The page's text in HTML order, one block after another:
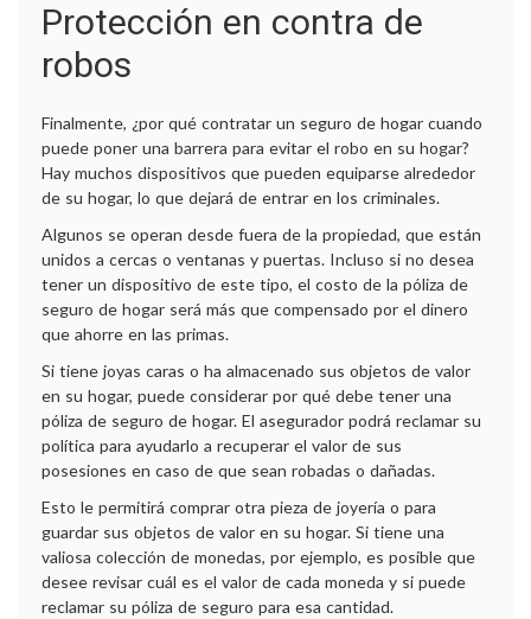
Protección en contra de
robos
Finalmente, ¿por qué contratar un seguro de hogar cuando
puede poner una barrera para evitar el robo en su hogar?
Hay muchos dispositivos que pueden equiparse alrededor
de su hogar, lo que dejará de entrar en los criminales.
Algunos se operan desde fuera de la propiedad, que están
unidos a cercas o ventanas y puertas. Incluso si no desea
tener un dispositivo de este tipo, el costo de la póliza de
seguro de hogar será más que compensado por el dinero
que ahorre en las primas.
Si tiene joyas caras o ha almacenado sus objetos de valor
en su hogar, puede considerar por qué debe tener una
póliza de seguro de hogar. El asegurador podrá reclamar su
política para ayudarlo a recuperar el valor de sus
posesiones en caso de que sean robadas o dañadas.
Esto le permitirá comprar otra pieza de joyería o para
guardar sus objetos de valor en su hogar. Si tiene una
valiosa colección de monedas, por ejemplo, es posible que
desee revisar cuál es el valor de cada moneda y si puede
reclamar su póliza de seguro para esa cantidad.